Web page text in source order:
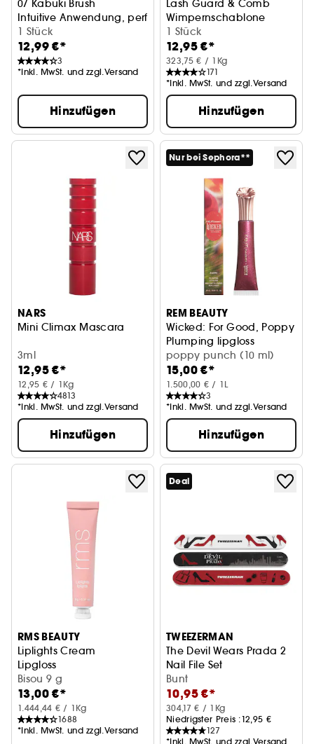
07 Kabuki Brush
Intuitive Anwendung, perfektes Finish
1 Stück
12,99 €*
3
*Inkl. MwSt. und zzgl.Versand
Hinzufügen
Lash Guard & Comb
Wimpernschablone
1 Stück
12,95 €*
323,75 € / 1Kg
171
*Inkl. MwSt. und zzgl.Versand
Hinzufügen
NARS
Mini Climax Mascara
3ml
12,95 €*
12,95 € / 1Kg
4813
*Inkl. MwSt. und zzgl.Versand
Hinzufügen
Nur bei Sephora**
REM BEAUTY
Wicked: For Good, Poppy
Plumping lipgloss
poppy punch (10 ml)
15,00 €*
1.500,00 € / 1L
3
*Inkl. MwSt. und zzgl.Versand
Hinzufügen
RMS BEAUTY
Liplights Cream
Lipgloss
Bisou 9 g
13,00 €*
1.444,44 € / 1Kg
1688
*Inkl. MwSt. und zzgl.Versand
Deal
TWEEZERMAN
The Devil Wears Prada 2
Nail File Set
Nagelfeilen-Set
Bunt
10,95 €*
304,17 € / 1Kg
Niedrigster Preis :12,95 €
127
*Inkl. MwSt. und zzgl.Versand